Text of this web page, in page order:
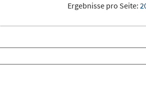
Ergebnisse pro Seite: